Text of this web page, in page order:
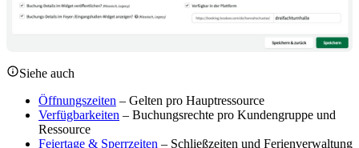
Siehe auch
Öffnungszeiten – Gelten pro Hauptressource
Verfügbarkeiten – Buchungsrechte pro Kundengruppe und
Ressource
Feiertage & Sperrzeiten – Schließzeiten und Ferienverwaltung